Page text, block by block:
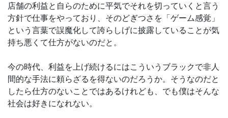
店舗の利益と自らのために平気でそれを切っていくと言う
方針で仕事をやっており、そのどぎつさを「ゲーム感覚」
という言葉で誤魔化して誇らしげに披露していることが気
持ち悪くて仕方がないのだと。
今の時代、利益を上げ続けるにはこういうブラックで非人
間的な手法に頼らざるを得ないのだろうか。そうなのだと
したら仕方のないことではあるけれども、でも僕はそんな
社会は好きになれない。